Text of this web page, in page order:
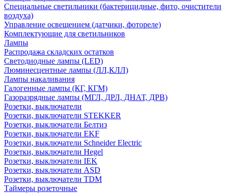
Специальные светильники (бактерицидные, фито, очистители
воздуха)
Управление освещением (датчики, фотореле)
Комплектующие для светильников
Лампы
Распродажа складских остатков
Светодиодные лампы (LED)
Люминесцентные лампы (ЛЛ,КЛЛ)
Лампы накаливания
Галогенные лампы (КГ, КГМ)
Газоразрядные лампы (МГЛ, ДРЛ, ДНАТ, ДРВ)
Розетки, выключатели
Розетки, выключатели STEKKER
Розетки, выключатели Белтиз
Розетки, выключатели EKF
Розетки, выключатели Schneider Electric
Розетки, выключатели Hegel
Розетки, выключатели IEK
Розетки, выключатели ASD
Розетки, выключатели TDM
Таймеры розеточные